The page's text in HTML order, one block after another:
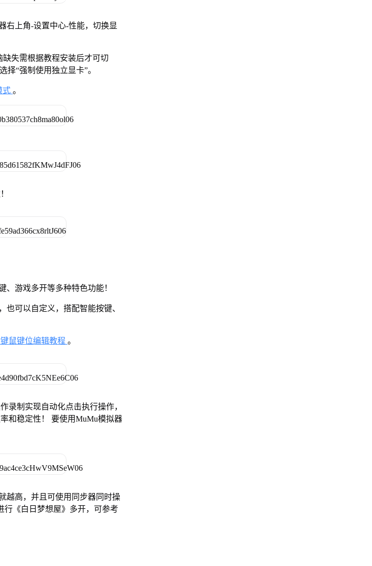
右上角-设置中心-性能，切换显
失需根据教程安装后才可切
“强制使用独立显卡”。
式 。
、游戏多开等多种特色功能！
可以自定义，搭配智能按键、
鼠键位编辑教程 。
录制实现自动化点击执行操作，
和稳定性！ 要使用MuMu模拟器
越高，并且可使用同步器同时操
行《白日梦想屋》多开，可参考